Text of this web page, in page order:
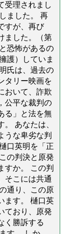
受理されまし
ました。 再
すが、再び
ました。（第
恐怖があるの
護）していま
氏は、過去の
タリー映画を
おいて、詐欺
公平な裁判の
る」と法を無
あなたは、
うな卑劣な判
口英明を「正
の判決と原発
すか。 この判
そこには共通
通り、この原
ます。 樋口英
ており、原発
く勝訴する